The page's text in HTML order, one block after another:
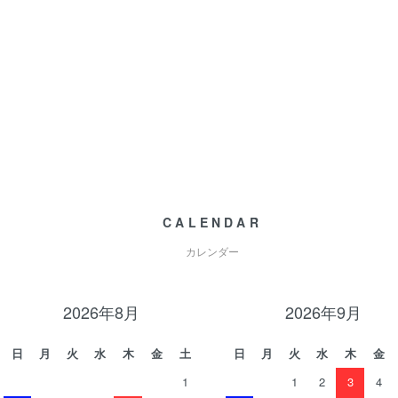
CALENDAR
カレンダー
2026年8月
日 月 火 水 木 金
土
1
2026年9月
日 月 火 水 木
金
1
2 3
4